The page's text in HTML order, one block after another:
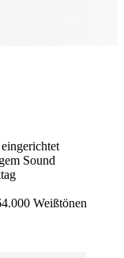
Sound
Weißtönen